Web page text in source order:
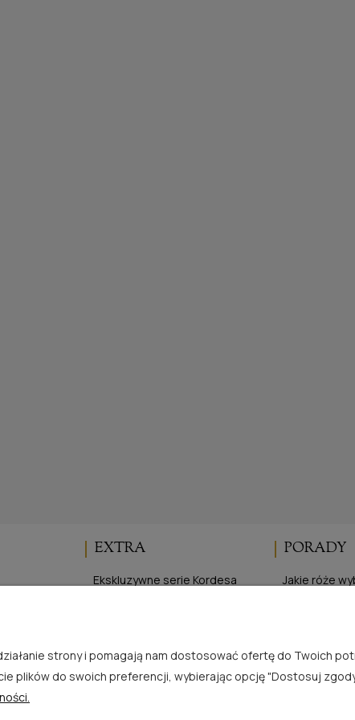
EXTRA
Ekskluzywne serie Kordesa
PORADY
Jakie róże
Zasady
strony i pomagają nam dostosować ofertę do Twoich
plików do swoich preferencji, wybierając opcję "Dostosuj